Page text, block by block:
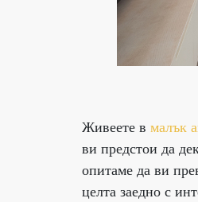
Живеете в малък
ви предстои да
опитаме да ви
целта заедно с